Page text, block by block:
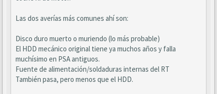
Las dos averías más comunes ahí son:
Disco duro muerto o muriendo (lo más probable)
El HDD mecánico original tiene ya muchos años y falla
muchísimo en PSA antiguos.
Fuente de alimentación/soldaduras internas del RT
También pasa, pero menos que el HDD.